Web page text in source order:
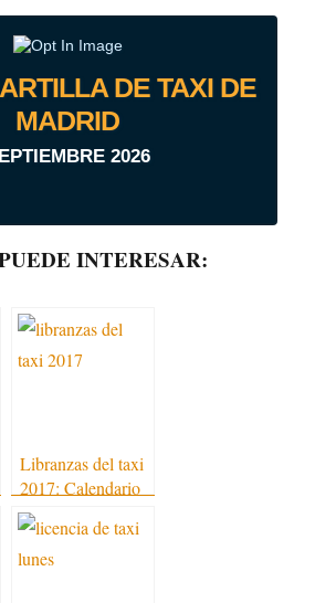
DE TAXI DE
MADRID
2026
INTERESAR:
Libranzas del taxi
2017: Calendario